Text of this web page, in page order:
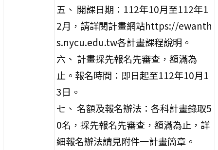
五、 開課日期：112年10月至112年1
2月，請詳閱計畫網站https://ewanth
s.nycu.edu.tw各計畫課程說明。
六、 計畫採先報名先審查，額滿為
止。報名時間：即日起至112年10月1
3日。
七、 名額及報名辦法：各科計畫錄取5
0名，採先報名先審查，額滿為止，詳
細報名辦法請見附件一計畫簡章。